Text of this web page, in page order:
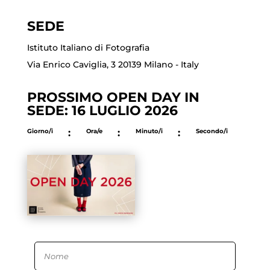
SEDE
Istituto Italiano di Fotografia
Via Enrico Caviglia, 3 20139 Milano - Italy
PROSSIMO OPEN DAY IN
SEDE: 16 LUGLIO 2026
Giorno/i : Ora/e : Minuto/i : Secondo/i